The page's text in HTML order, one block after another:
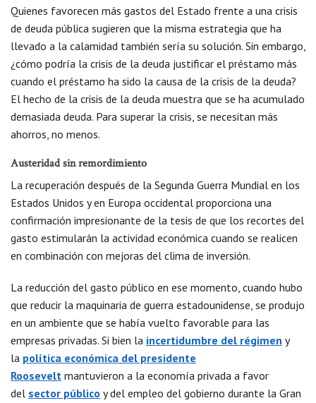
Quienes favorecen más gastos del Estado frente a una crisis
de deuda pública sugieren que la misma estrategia que ha
llevado a la calamidad también sería su solución. Sin embargo,
¿cómo podría la crisis de la deuda justificar el préstamo más
cuando el préstamo ha sido la causa de la crisis de la deuda?
El hecho de la crisis de la deuda muestra que se ha acumulado
demasiada deuda. Para superar la crisis, se necesitan más
ahorros, no menos.
Austeridad sin remordimiento
La recuperación después de la Segunda Guerra Mundial en los
Estados Unidos y en Europa occidental proporciona una
confirmación impresionante de la tesis de que los recortes del
gasto estimularán la actividad económica cuando se realicen
en combinación con mejoras del clima de inversión.
La reducción del gasto público en ese momento, cuando hubo
que reducir la maquinaria de guerra estadounidense, se produjo
en un ambiente que se había vuelto favorable para las
empresas privadas. Si bien la incertidumbre del régimen y
la política económica del presidente
Roosevelt mantuvieron a la economía privada a favor
del sector público y del empleo del gobierno durante la Gran